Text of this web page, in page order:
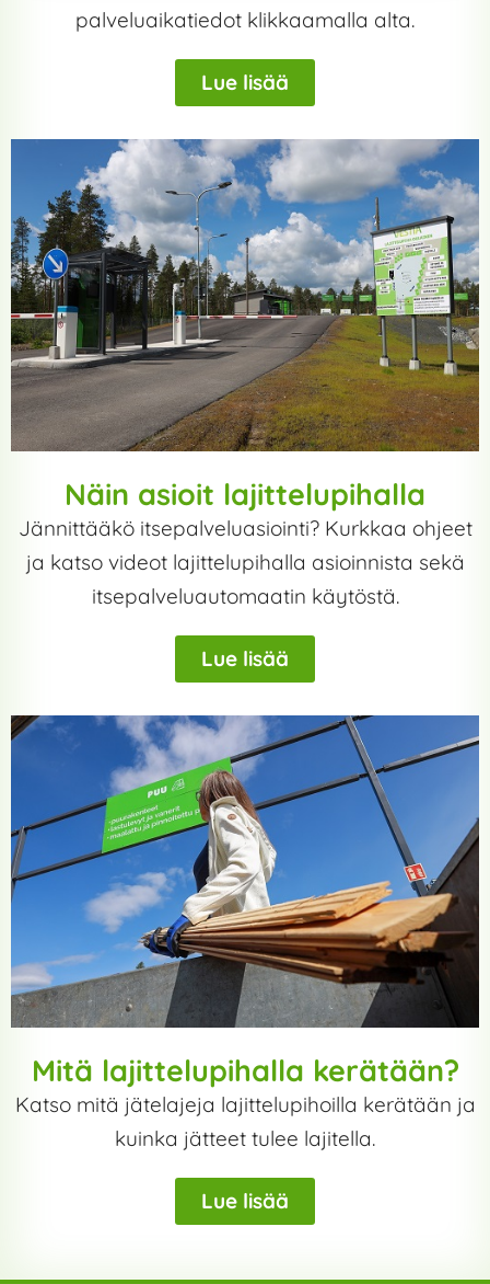
palveluaikatiedot klikkaamalla alta.
Lue lisää
Näin asioit lajittelupihalla
Jännittääkö itsepalveluasiointi? Kurkkaa ohjeet
ja katso videot lajittelupihalla asioinnista sekä
itsepalveluautomaatin käytöstä.
Lue lisää
Mitä lajittelupihalla kerätään?
Katso mitä jätelajeja lajittelupihoilla kerätään ja
kuinka jätteet tulee lajitella.
Lue lisää